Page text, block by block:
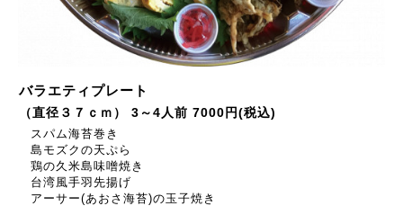
バラエティプレート
（直径３７ｃｍ） 3～4人前 7000円(税込)
スパム海苔巻き
島モズクの天ぷら
鶏の久米島味噌焼き
台湾風手羽先揚げ
アーサー(あおさ海苔)の玉子焼き